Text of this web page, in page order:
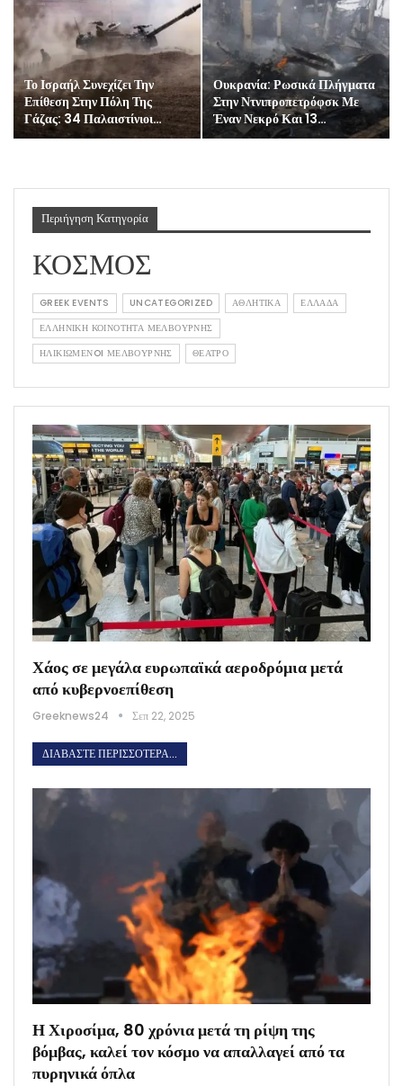
Το Ισραήλ Συνεχίζει Την
Επίθεση Στην Πόλη Της
Γάζας: 34 Παλαιστίνιοι…
Ουκρανία: Ρωσικά Πλήγματα
Στην Ντνιπροπετρόφσκ Με
Έναν Νεκρό Και 13…
Περιήγηση Κατηγορία
ΚΟΣΜΟΣ
GREEK EVENTS UNCATEGORIZED ΑΘΛΗΤΙΚΑ
ΕΛΛΑΔΑ
ΕΛΛΗΝΙΚΗ ΚΟΙΝΟΤΗΤΑ ΜΕΛΒΟΥΡΝΗΣ
ΗΛΙΚΙΩΜΕΝOI ΜΕΛΒΟΥΡΝΗΣ
ΘΕΑΤΡΟ
Χάος σε μεγάλα ευρωπαϊκά αεροδρόμια μετά
από κυβερνοεπίθεση
Greeknews24 Σεπ 22, 2025
ΔΙΑΒΆΣΤΕ ΠΕΡΙΣΣΌΤΕΡΑ...
Η Χιροσίμα, 80 χρόνια μετά τη ρίψη της
βόμβας, καλεί τον κόσμο να απαλλαγεί από τα
πυρηνικά όπλα